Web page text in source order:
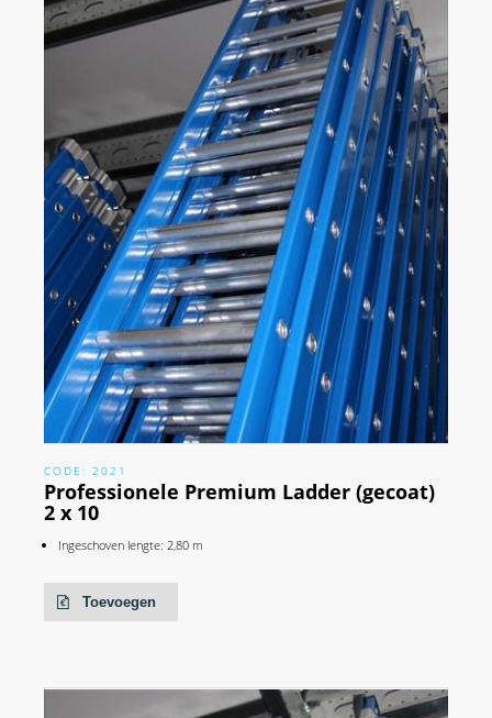
CODE: 2021
Professionele Premium Ladder (gecoat)
2 x 10
Ingeschoven lengte: 2,80 m
Toevoegen